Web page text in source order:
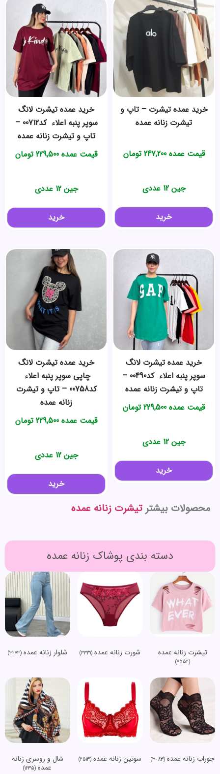
خرید عمده تیشرت – تاپ و
تیشرت زنانه عمده
قیمت عمده247,200 تومان
جین 12 عددی
خرید
خرید عمده ️تیشرت لانگ
سوپر پنبه اعلاء ️ کد00712 –
تاپ و تیشرت زنانه عمده
قیمت عمده229,500 تومان
جین 12 عددی
خرید
خرید عمده ️تیشرت لانگ
سوپر پنبه اعلاء ️ کد00490 –
تاپ و تیشرت زنانه عمده
قیمت عمده229,500 تومان
جین 12 عددی
خرید
خرید عمده ️تیشرت لانگ
چاپی سوپر پنبه اعلاء ️
کد00758 – تاپ و تیشرت
زنانه عمده
قیمت عمده229,500 تومان
جین 12 عددی
خرید
محصولات بیشترتیشرت زنانه عمده
دسته بندی پوشاک زنانه عمده
تیشرت زنانه عمده
(7552)
شورت زنانه عمده (3331) شلوار زنانه عمده(3273)
جوراب زنانه عمده(3083) سوتین زنانه عمده (2513)
شال و روسری زنانه
عمده (1635)